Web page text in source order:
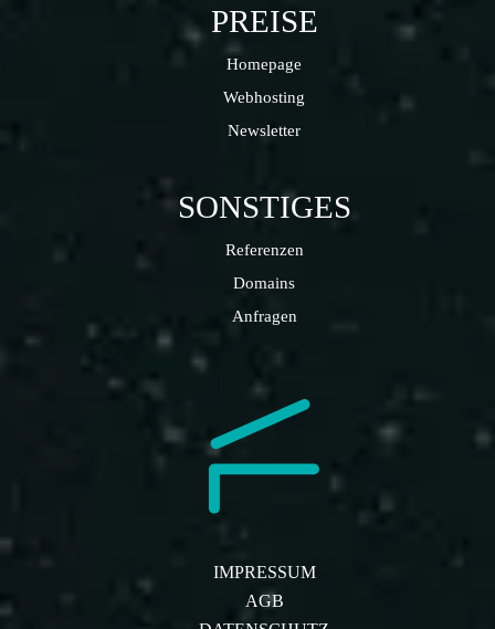
PREISE
Homepage
Webhosting
Newsletter
SONSTIGES
Referenzen
Domains
Anfragen
IMPRESSUM
AGB